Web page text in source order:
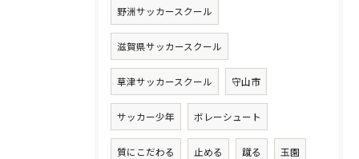
野洲サッカースクール
滋賀県サッカースクール
草津サッカースクール 守山市
サッカー少年 ボレーシュート
質にこだわる 止める 蹴る 玉園